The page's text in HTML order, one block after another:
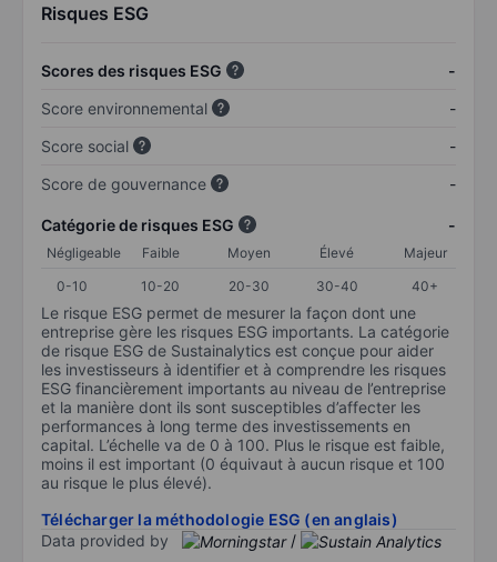
Risques ESG
Scores des risques ESG
-
Score environnemental
-
Score social
-
Score de gouvernance
-
Catégorie de risques ESG -
Négligeable Faible Moyen Élevé
Majeur
0-10
10-20 20-30 30-40 40+
Le risque ESG permet de mesurer la façon dont une
entreprise gère les risques ESG importants. La catégorie
de risque ESG de Sustainalytics est conçue pour aider
les investisseurs à identifier et à comprendre les risques
ESG financièrement importants au niveau de l’entreprise
et la manière dont ils sont susceptibles d’affecter les
performances à long terme des investissements en
capital. L’échelle va de 0 à 100. Plus le risque est faible,
moins il est important (0 équivaut à aucun risque et 100
au risque le plus élevé).
Télécharger la méthodologie ESG (en anglais)
Data provided by
/